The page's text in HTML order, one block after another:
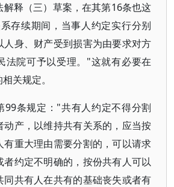
释（三）草案，在其第16条也这
存续期间，当事人约定实行分别
人身、财产受到损害为由要求对方
法院可予以受理。"这就有必要在
关规定。
99条规定："共有人约定不得分割
动产，以维持共有关系的，应当按
有重大理由需要分割的，可以请求
者约定不明确的，按份共有人可以
同共有人在共有的基础丧失或者有